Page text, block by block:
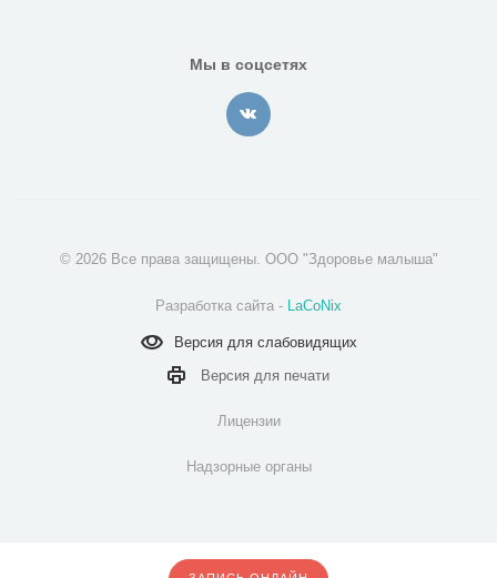
Мы в соцсетях
© 2026 Все права защищены. ООО "Здоровье малыша"
Разработка сайта - LaCoNix
Версия дляслабовидящих
Версия для печати
Лицензии
Надзорные органы